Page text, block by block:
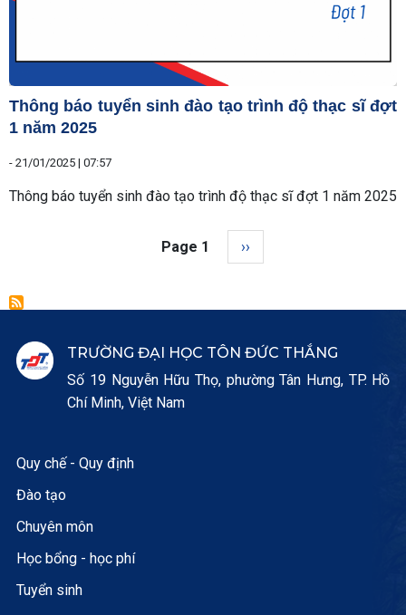
Thông báo tuyển sinh đào tạo trình độ thạc sĩ đợt
1 năm 2025
- 21/01/2025 | 07:57
Thông báo tuyển sinh đào tạo trình độ thạc sĩ đợt 1 năm 2025
Page 1 Next page
››
TRƯỜNG ĐẠI HỌC TÔN ĐỨC THẮNG
Số 19 Nguyễn Hữu Thọ, phường Tân Hưng, TP. Hồ
Chí Minh, Việt Nam
Quy chế - Quy định
Đào tạo
Chuyên môn
Học bổng - học phí
Tuyển sinh